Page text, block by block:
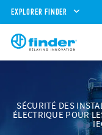
EXPLORER FINDER
SÉCURITÉ DES
ÉLECTRIQUE POUR